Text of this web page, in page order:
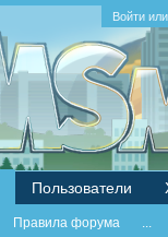
Войти
Правила форума ...
Пользователи